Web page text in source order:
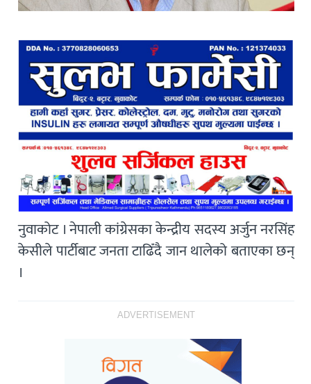
नुवाकोट । नेपाली कांग्रेसका केन्द्रीय सदस्य अर्जुन नरसिंह
केसीले पार्टीबाट जनता टाढिँदै जान थालेको बताएका छन्
।
ADVERTISEMENT